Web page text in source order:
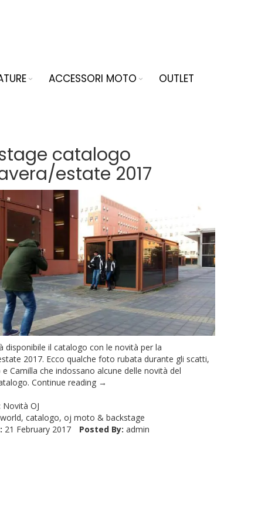
ACCESSORI MOTO OUTLET
catalogo
estate 2017
disponibile il catalogo con le novità per la
2017. Ecco qualche foto rubata durante gli scatti,
Camilla che indossano alcune delle novità del
Continue reading →
Novità OJ
, catalogo, oj moto & backstage
21 February 2017 Posted By: admin